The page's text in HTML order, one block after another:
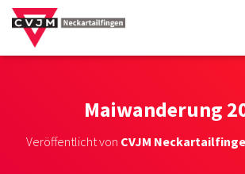
Maiwanderung
Veröffentlicht von CVJM